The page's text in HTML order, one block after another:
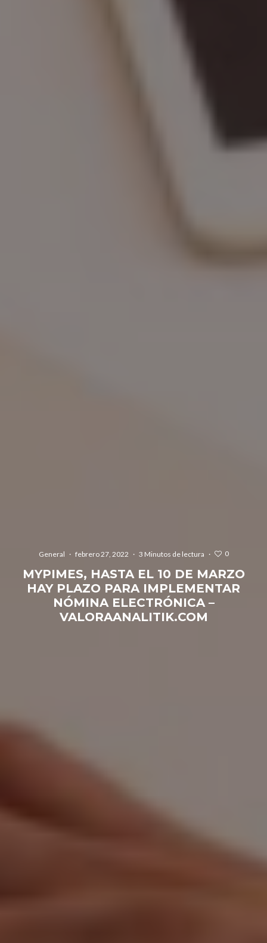
General · febrero 27, 2022 · 3 Minutos de lectura · 0
MYPIMES, HASTA EL 10 DE MARZO
HAY PLAZO PARA IMPLEMENTAR
NÓMINA ELECTRÓNICA –
VALORAANALITIK.COM